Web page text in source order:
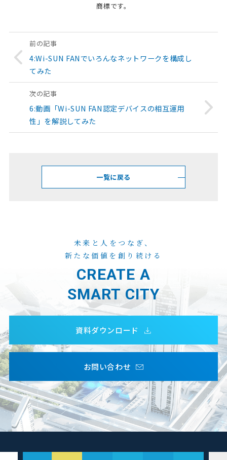
商標です。
前の記事
4:Wi-SUN FANでいろんなネットワークを構成し
てみた
次の記事
6:動画「Wi-SUN FAN認定デバイスの相互運用
性」 を解説してみた
一覧に戻る
未来と人をつなぎ、
新たな価値を創り続ける
CREATE A
SMART CITY
資料ダウンロード
お問い合わせ